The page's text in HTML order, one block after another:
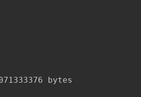
bytes